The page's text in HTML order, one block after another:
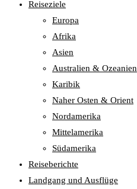
Reiseziele
Europa
Afrika
Asien
Australien & Ozeanien
Karibik
Naher Osten & Orient
Nordamerika
Mittelamerika
Südamerika
Reiseberichte
Landgang und Ausflüge